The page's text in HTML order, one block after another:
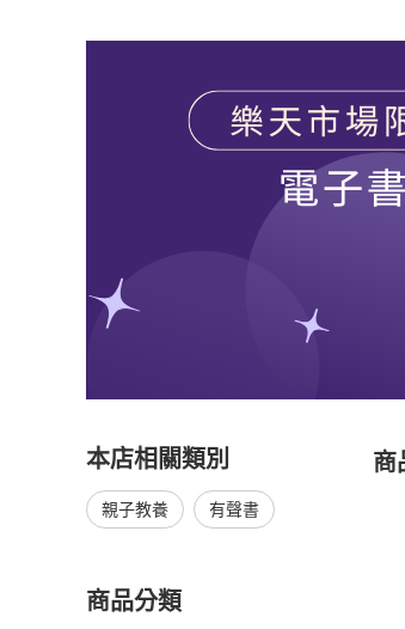
本店相關類別
親子教養 有聲書
商品分類
商